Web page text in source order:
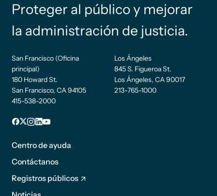
Proteger al público y mejorar
la administración de justicia.
San Francisco (Oficina
principal)
180 Howard St.
San Francisco, CA 94105
415-538-2000
Los Ángeles
845 S. Figueroa St.
Los Ángeles, CA 90017
213-765-1000
Facebook
incógnita
Instagram
LinkedIn
YouTube
Pie de
1
Centro de ayuda
Contáctanos
Registros públicos